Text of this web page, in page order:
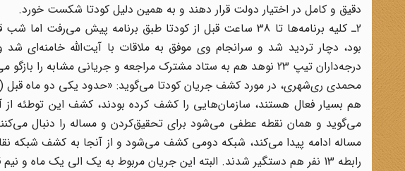
دقیق و کامل در اختیار دولت قرار دهند و به همین دلیل کودتا شکست خورد.
2ـ کلیه برنامه‌ها تا 38 ساعت قبل از کودتا طبق برنامه پیش
بود، دچار تردید شد و سرانجام وی موفق به ملاقات با آیت‌الله خامنه‌ای شد
درجه‌داران تیپ 23 نوهد هم به ستاد مشترک مراجعه و جریانی مشابه را بازگو می‌کند.
محمدی ری‌شهری، در مورد کشف جریان کودتا می‌گوید: «حدود یکی دو ماه قبل
هم بسیار فعال هستند، سازمان‌هایی را کشف کرده بودند، کشف این توطئه
می‌گوید و همان نقطه عطفی می‌شود برای تحقیق‌کردن و مساله را دنبال
مساله ادامه پیدا می‌کند، شبکه دومی کشف می‌شود و از آنجا به کشف شبکه
رابطه 13 نفر هم دستگیر شدند. البته این جریان مربوط به یک الی یک